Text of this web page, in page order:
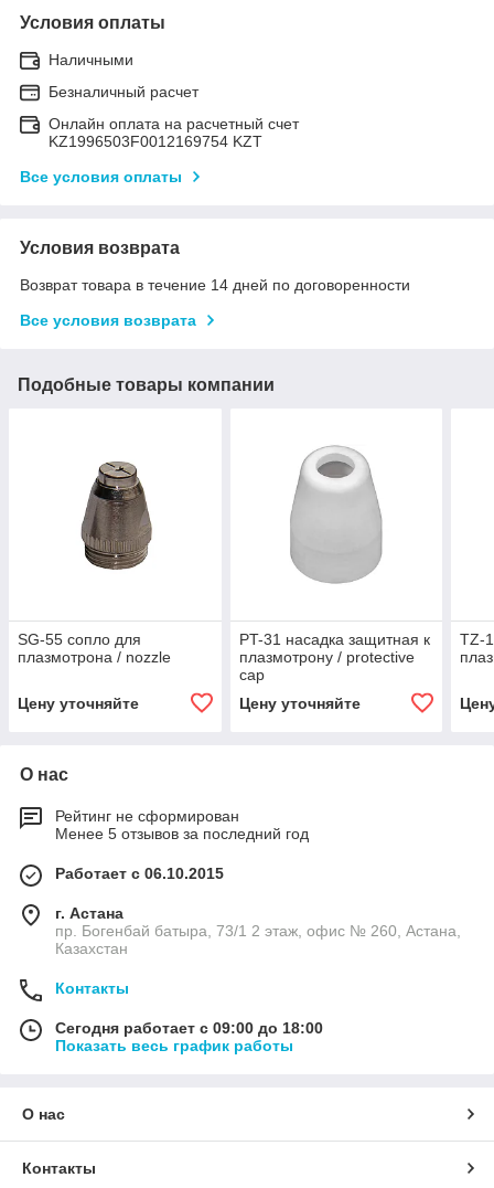
Условия оплаты
Наличными
Безналичный расчет
Онлайн оплата на расчетный счет
KZ1996503F0012169754 KZT
Все условия оплаты
Условия возврата
Возврат товара в течение 14 дней по договоренности
Все условия возврата
Подобные товары компании
SG-55 сопло для
плазмотрона / nozzle
Цену уточняйте
PT-31 насадка защитная к
плазмотрону / protective
cap
Цену уточняйте
TZ-
О нас
Рейтинг не сформирован
Менее 5 отзывов за последний год
Работает с 06.10.2015
г. Астана
пр. Богенбай батыра, 73/1 2 этаж, офис № 260, Астана,
Казахстан
Контакты
Сегодня работает с 09:00 до 18:00
Показать весь график работы
О нас
Контакты